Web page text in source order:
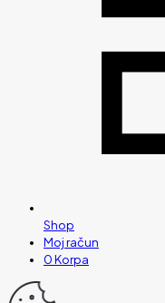
Shop
Moj račun
0Korpa